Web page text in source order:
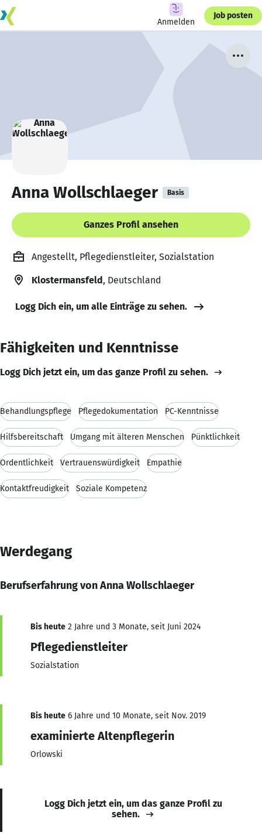
Anmelden
Job posten
Anna Wollschlaeger Basis
Ganzes Profil ansehen
Angestellt, Pflegedienstleiter, Sozialstation
Klostermansfeld, Deutschland
Logg Dich ein, um alle Einträge zu sehen.
Fähigkeiten und Kenntnisse
Logg Dich jetzt ein, um das ganze Profil zu sehen.
Behandlungspflege Pflegedokumentation PC-Kenntnisse
Hilfsbereitschaft Umgang mit älteren Menschen Pünktlichkeit
Ordentlichkeit Vertrauenswürdigkeit Empathie
Kontaktfreudigkeit Soziale Kompetenz
Werdegang
Berufserfahrung von Anna Wollschlaeger
Bis heute 2 Jahre und 3 Monate, seit Juni 2024
Pflegedienstleiter
Sozialstation
Bis heute 6 Jahre und 10 Monate, seit Nov. 2019
examinierte Altenpflegerin
Orlowski
Logg Dich jetzt ein, um das ganze Profil zu
sehen.